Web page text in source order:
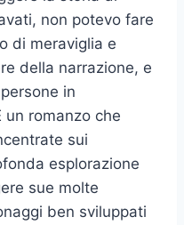
non potevo fare
di meraviglia e
della narrazione, e
in
un romanzo che
sui
esplorazione
sue molte
ben sviluppati